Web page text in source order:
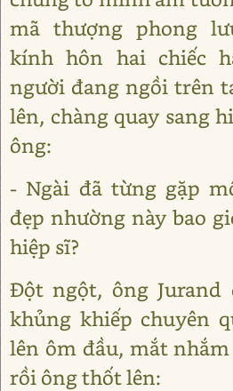
mã thượng phong
kính hôn hai chiếc
người đang ngồi trên
lên, chàng quay sang
ông:
- Ngài đã từng gặp
đẹp nhường này bao
hiệp sĩ?
Đột ngột, ông Jurand
khủng khiếp chuyên
lên ôm đầu, mắt
rồi ông thốt lên: